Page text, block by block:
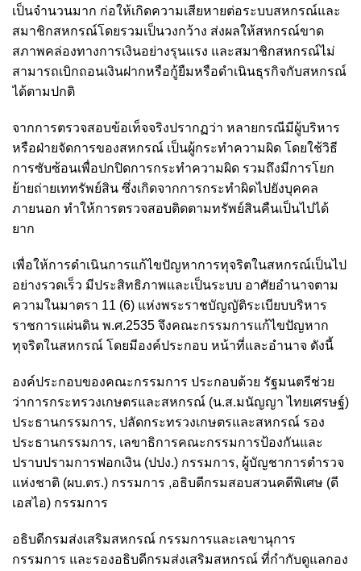
เป็นจำนวนมาก ก่อให้เกิดความเสียหายต่อระบบสหกรณ์และ
สมาชิกสหกรณ์โดยรวมเป็นวงกว้าง ส่งผลให้สหกรณ์ขาด
สภาพคล่องทางการเงินอย่างรุนแรง และสมาชิกสหกรณ์ไม่
สามารถเบิกถอนเงินฝากหรือกู้ยืมหรือดำเนินธุรกิจกับสหกรณ์
ได้ตามปกติ
จากการตรวจสอบข้อเท็จจริงปรากฏว่า หลายกรณีมีผู้บริหาร
หรือฝ่ายจัดการของสหกรณ์ เป็นผู้กระทำความผิด โดยใช้วิธี
การซับซ้อนเพื่อปกปิดการกระทำความผิด รวมถึงมีการโยก
ย้ายถ่ายเททรัพย์สิน ซึ่งเกิดจากการกระทำผิดไปยังบุคคล
ภายนอก ทำให้การตรวจสอบติดตามทรัพย์สินคืนเป็นไปได้
ยาก
เพื่อให้การดำเนินการแก้ไขปัญหาการทุจริตในสหกรณ์เป็นไป
อย่างรวดเร็ว มีประสิทธิภาพและเป็นระบบ อาศัยอำนาจตาม
ความในมาตรา 11 (6) แห่งพระราชบัญญัติระเบียบบริหาร
ราชการแผ่นดิน พ.ศ.2535 จึงคณะกรรมการแก้ไขปัญหาก
ทุจริตในสหกรณ์ โดยมีองค์ประกอบ หน้าที่และอำนาจ ดังนี้
องค์ประกอบของคณะกรรมการ ประกอบด้วย รัฐมนตรีช่วย
ว่าการกระทรวงเกษตรและสหกรณ์ (น.ส.มนัญญา ไทยเศรษฐ์)
ประธานกรรมการ, ปลัดกระทรวงเกษตรและสหกรณ์ รอง
ประธานกรรมการ, เลขาธิการคณะกรรมการป้องกันและ
ปราบปรามการฟอกเงิน (ปปง.) กรรมการ, ผู้บัญชาการตำรวจ
แห่งชาติ (ผบ.ตร.) กรรมการ ,อธิบดีกรมสอบสวนคดีพิเศษ (ดี
เอสไอ) กรรมการ
อธิบดีกรมส่งเสริมสหกรณ์ กรรมการและเลขานุการ
กรรมการ และรองอธิบดีกรมส่งเสริมสหกรณ์ ที่กำกับดูแลกอง